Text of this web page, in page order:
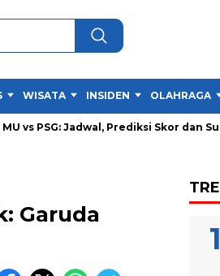
WISATA INSIDEN OLAHRAGA
Jadwal, Prediksi Skor dan Susunan
Garuda